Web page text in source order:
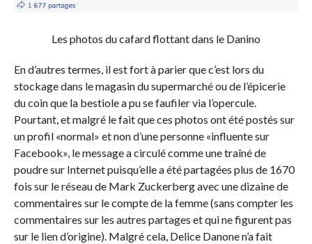
Les photos du cafard flottant dans le Danino
En d’autres termes, il est fort à parier que c’est lors du
stockage dans le magasin du supermarché ou de l’épicerie
du coin que la bestiole a pu se faufiler via l’opercule.
Pourtant, et malgré le fait que ces photos ont été postés sur
un profil «normal» et non d’une personne «influente sur
Facebook», le message a circulé comme une traîné de
poudre sur Internet puisqu’elle a été partagées plus de 1670
fois sur le réseau de Mark Zuckerberg avec une dizaine de
commentaires sur le compte de la femme (sans compter les
commentaires sur les autres partages et qui ne figurent pas
sur le lien d’origine). Malgré cela, Delice Danone n’a fait